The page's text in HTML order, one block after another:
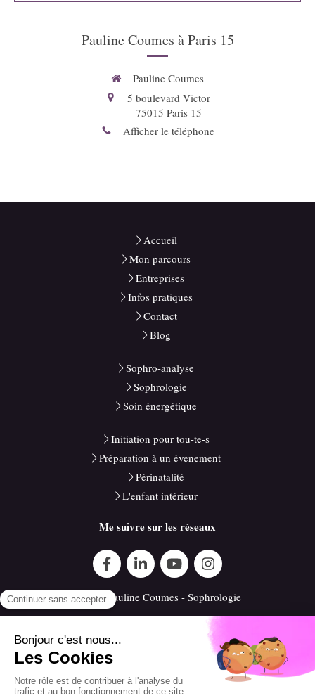
Pauline Coumes à Paris 15
Pauline Coumes
5 boulevard Victor
75015 Paris 15
Afficher le téléphone
Accueil
Mon parcours
Entreprises
Infos pratiques
Contact
Blog
Sophro-analyse
Sophrologie
Soin énergétique
Initiation pour tou-te-s
Préparation à un évenement
Périnatalité
L'enfant intérieur
Me suivre sur les réseaux
©2020 Pauline Coumes - Sophrologie